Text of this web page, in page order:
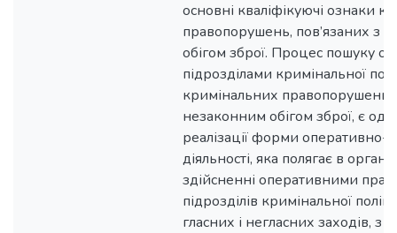
основні кваліфікуючі ознаки
правопорушень, пов’язаних з
обігом зброї. Процес пошуку
підрозділами кримінальної
кримінальних правопорушень,
незаконним обігом зброї, є
реалізації форми оперативно-
діяльності, яка полягає в
здійсненні оперативними
підрозділів кримінальної
гласних і негласних заходів,